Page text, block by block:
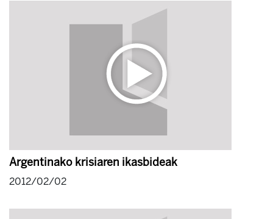
Argentinako krisiaren ikasbideak
2012/02/02